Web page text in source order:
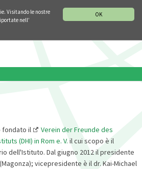
OK
Visitando le nostre
nell’
fondato il
Verein der Freunde des
(DHI) in Rom e. V. il cui scopo è il
dell'Istituto. Dal giugno 2012 il presidente
vicepresidente è il dr. Kai-Michael